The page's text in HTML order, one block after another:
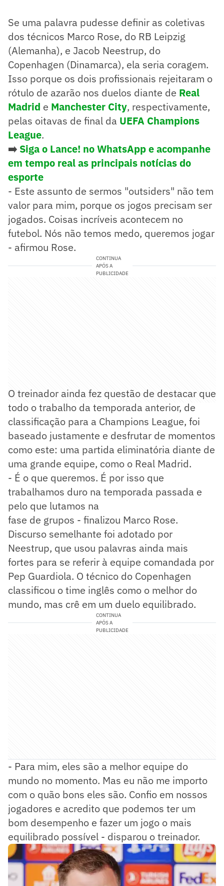
Se uma palavra pudesse definir as coletivas
dos técnicos Marco Rose, do RB Leipzig
(Alemanha), e Jacob Neestrup, do
Copenhagen (Dinamarca), ela seria coragem.
Isso porque os dois profissionais rejeitaram o
rótulo de azarão nos duelos diante de Real
Madrid e Manchester City, respectivamente,
pelas oitavas de final da UEFA Champions
League.
➡️ Siga o Lance! no WhatsApp e acompanhe
em tempo real as principais notícias do
esporte
- Este assunto de sermos "outsiders" não tem
valor para mim, porque os jogos precisam ser
jogados. Coisas incríveis acontecem no
futebol. Nós não temos medo, queremos jogar
- afirmou Rose.
CONTINUA
APÓS A
PUBLICIDADE
O treinador ainda fez questão de destacar que
todo o trabalho da temporada anterior, de
classificação para a Champions League, foi
baseado justamente e desfrutar de momentos
como este: uma partida eliminatória diante de
uma grande equipe, como o Real Madrid.
- É o que queremos. É por isso que
trabalhamos duro na temporada passada e
pelo que lutamos na
fase de grupos - finalizou Marco Rose.
Discurso semelhante foi adotado por
Neestrup, que usou palavras ainda mais
fortes para se referir à equipe comandada por
Pep Guardiola. O técnico do Copenhagen
classificou o time inglês como o melhor do
mundo, mas crê em um duelo equilibrado.
CONTINUA
APÓS A
PUBLICIDADE
- Para mim, eles são a melhor equipe do
mundo no momento. Mas eu não me importo
com o quão bons eles são. Confio em nossos
jogadores e acredito que podemos ter um
bom desempenho e fazer um jogo o mais
equilibrado possível - disparou o treinador.